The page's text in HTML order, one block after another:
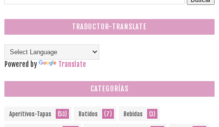
TRADUCTOR-TRANSLATE
Powered by Translate
CATEGORÍAS
Aperitivos-Tapas (53) Batidos (7) Bebidas (3)